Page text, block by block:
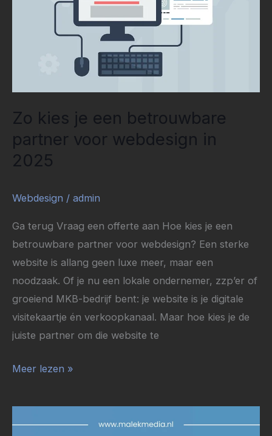
Zo kies je een betrouwbare
partner voor webdesign in
2025
Webdesign / admin
Ga terug Vraag een offerte aan Hoe kies je een
betrouwbare partner voor webdesign? Een sterke
website is allang geen luxe meer, maar een
noodzaak. Of je nu een lokale ondernemer, zzp’er of
groeiend MKB-bedrijf bent: je website is je digitale
visitekaartje én verkoopkanaal. Maar hoe kies je de
juiste partner om die website te
betrouwbare
Meer lezen »